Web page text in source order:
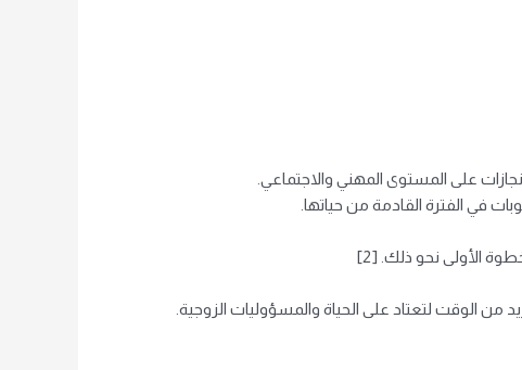
على المستوى المهني والاجتماعي.
في الفترة القادمة من حياتها.
الأولى نحو ذلك. [2]
من الوقت لتعتاد على الحياة والمسؤوليات الزوجية.